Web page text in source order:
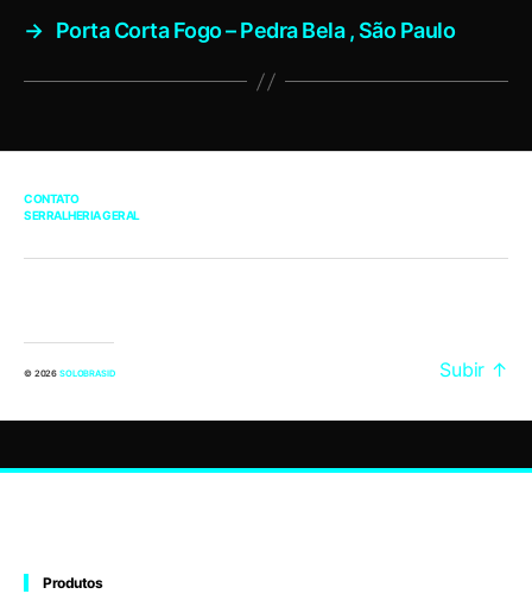
→ Porta Corta Fogo – Pedra Bela , São Paulo
CONTATO
SERRALHERIA GERAL
© 2026 SOLOBRASID Subir ↑
Produtos